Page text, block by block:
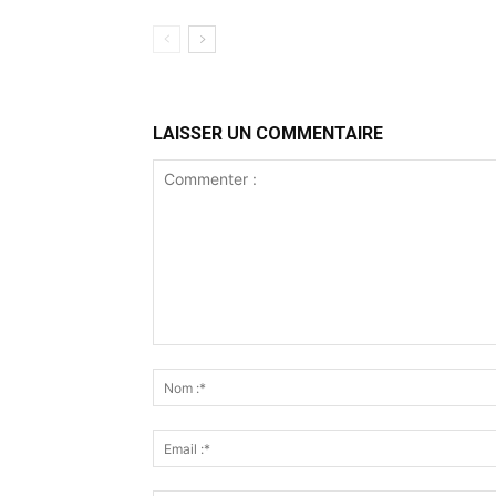
LAISSER UN COMMENTAIRE